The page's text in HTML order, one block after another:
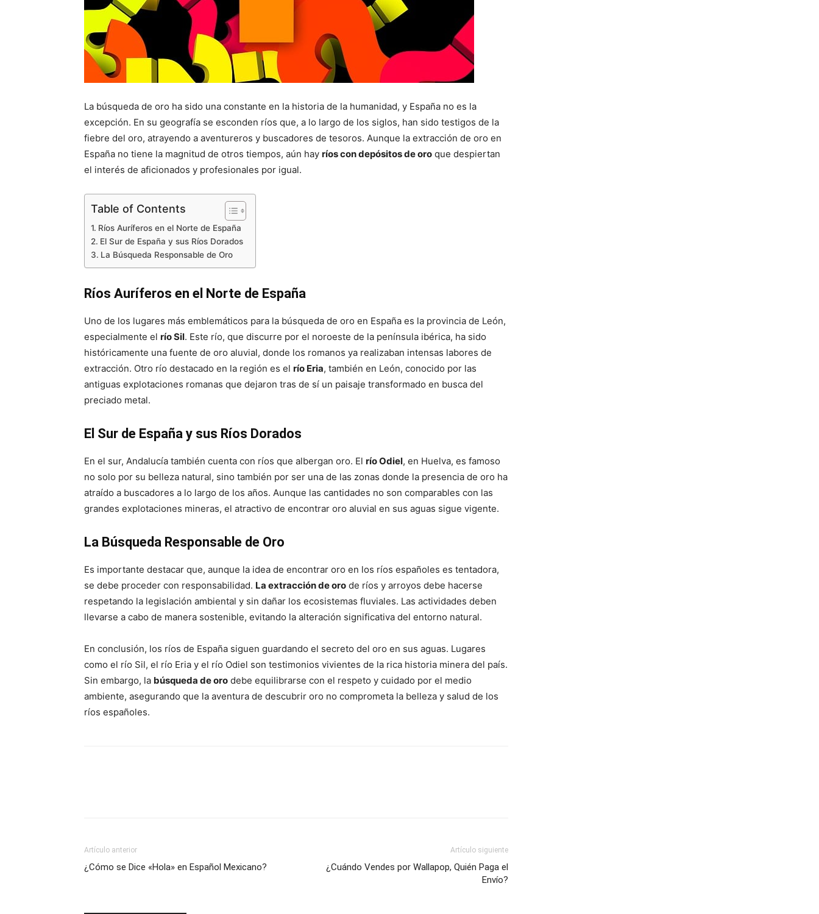
La búsqueda de oro ha sido una constante en la historia de la humanidad, y España no es la
excepción. En su geografía se esconden ríos que, a lo largo de los siglos, han sido testigos de la
fiebre del oro, atrayendo a aventureros y buscadores de tesoros. Aunque la extracción de oro en
España no tiene la magnitud de otros tiempos, aún hay ríos con depósitos de oro que despiertan
el interés de aficionados y profesionales por igual.
Table of Contents
Ríos Auríferos en el Norte de España
El Sur de España y sus Ríos Dorados
La Búsqueda Responsable de Oro
Ríos Auríferos en el Norte de España
Uno de los lugares más emblemáticos para la búsqueda de oro en España es la provincia de León,
especialmente el río Sil. Este río, que discurre por el noroeste de la península ibérica, ha sido
históricamente una fuente de oro aluvial, donde los romanos ya realizaban intensas labores de
extracción. Otro río destacado en la región es el río Eria, también en León, conocido por las
antiguas explotaciones romanas que dejaron tras de sí un paisaje transformado en busca del
preciado metal.
El Sur de España y sus Ríos Dorados
En el sur, Andalucía también cuenta con ríos que albergan oro. El río Odiel, en Huelva, es famoso
no solo por su belleza natural, sino también por ser una de las zonas donde la presencia de oro ha
atraído a buscadores a lo largo de los años. Aunque las cantidades no son comparables con las
grandes explotaciones mineras, el atractivo de encontrar oro aluvial en sus aguas sigue vigente.
La Búsqueda Responsable de Oro
Es importante destacar que, aunque la idea de encontrar oro en los ríos españoles es tentadora,
se debe proceder con responsabilidad. La extracción de oro de ríos y arroyos debe hacerse
respetando la legislación ambiental y sin dañar los ecosistemas fluviales. Las actividades deben
llevarse a cabo de manera sostenible, evitando la alteración significativa del entorno natural.
En conclusión, los ríos de España siguen guardando el secreto del oro en sus aguas. Lugares
como el río Sil, el río Eria y el río Odiel son testimonios vivientes de la rica historia minera del país.
Sin embargo, la búsqueda de oro debe equilibrarse con el respeto y cuidado por el medio
ambiente, asegurando que la aventura de descubrir oro no comprometa la belleza y salud de los
ríos españoles.
Artículo anterior
¿Cómo se Dice «Hola» en Español Mexicano?
Artículo siguiente
¿Cuándo Vendes por Wallapop, Quién Paga el
Envío?